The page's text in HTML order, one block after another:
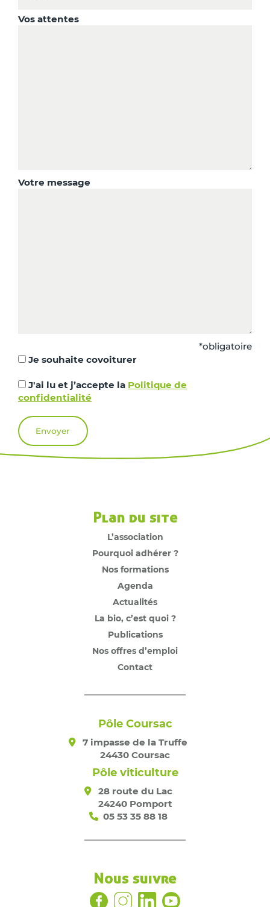
Vos attentes
Votre message
*obligatoire
Je souhaite covoiturer
J'ai lu et j’accepte la Politique de
confidentialité
Plan du site
L’association
Pourquoi adhérer ?
Nos formations
Agenda
Actualités
La bio, c’est quoi ?
Publications
Nos offres d’emploi
Contact
Pôle Coursac
7 impasse de la Truffe
24430 Coursac
Pôle viticulture
28 route du Lac
24240 Pomport
05 53 35 88 18
Nous suivre